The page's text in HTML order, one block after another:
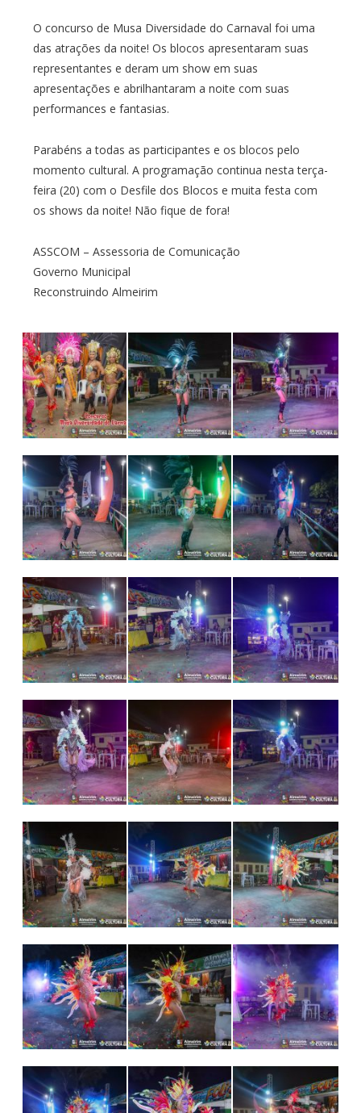
O concurso de Musa Diversidade do Carnaval foi uma
das atrações da noite! Os blocos apresentaram suas
representantes e deram um show em suas
apresentações e abrilhantaram a noite com suas
performances e fantasias.
Parabéns a todas as participantes e os blocos pelo
momento cultural. A programação continua nesta terça-
feira (20) com o Desfile dos Blocos e muita festa com
os shows da noite! Não fique de fora!
ASSCOM – Assessoria de Comunicação
Governo Municipal
Reconstruindo Almeirim